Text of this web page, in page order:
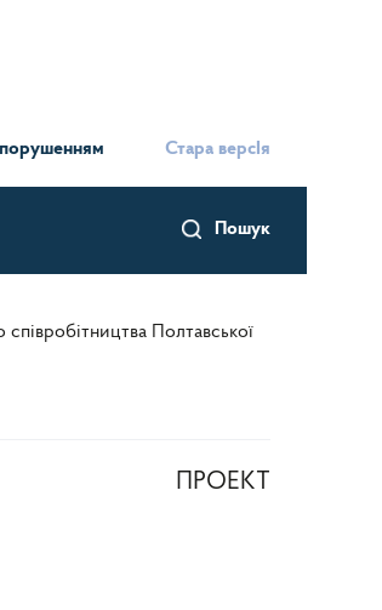
Стара версІя
Пошук
Полтавської
ПРОЕКТ